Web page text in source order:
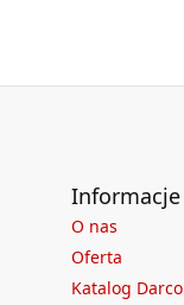
Informacje
O nas
Oferta
Katalog Darco